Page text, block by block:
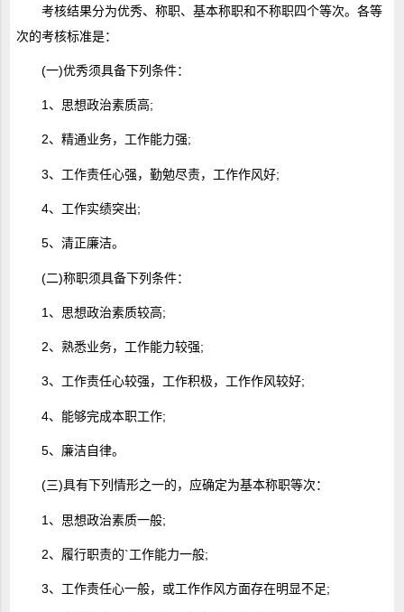
考核结果分为优秀、称职、基本称职和不称职四个等次。各等
次的考核标准是：
(一)优秀须具备下列条件：
1、思想政治素质高;
2、精通业务，工作能力强;
3、工作责任心强，勤勉尽责，工作作风好;
4、工作实绩突出;
5、清正廉洁。
(二)称职须具备下列条件：
1、思想政治素质较高;
2、熟悉业务，工作能力较强;
3、工作责任心较强，工作积极，工作作风较好;
4、能够完成本职工作;
5、廉洁自律。
(三)具有下列情形之一的，应确定为基本称职等次：
1、思想政治素质一般;
2、履行职责的`工作能力一般;
3、工作责任心一般，或工作作风方面存在明显不足;